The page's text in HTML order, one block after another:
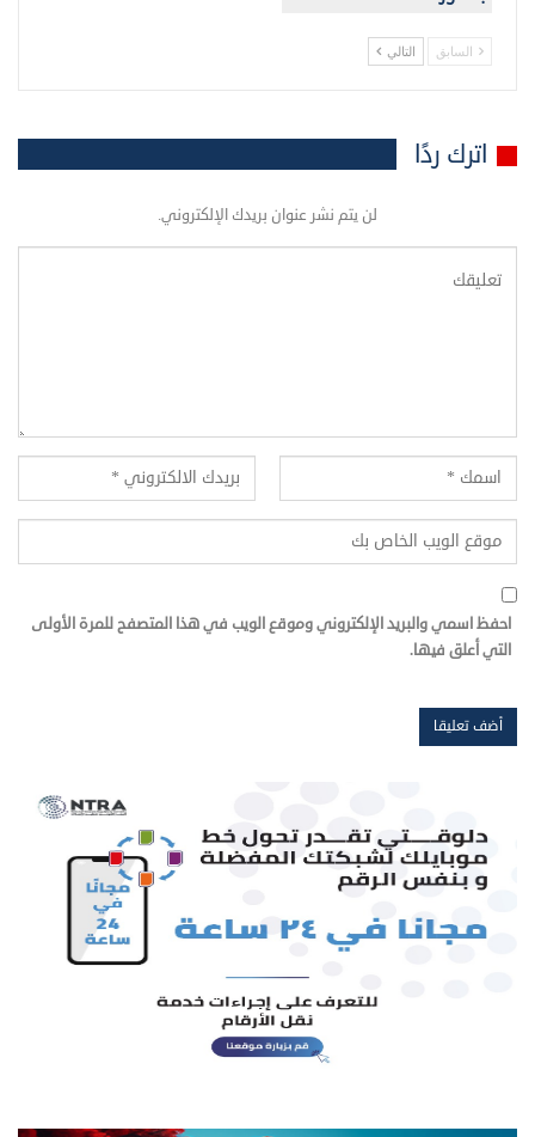
السابق التالي
اترك ردًا
لن يتم نشر عنوان بريدك الإلكتروني.
احفظ اسمي والبريد الإلكتروني وموقع الويب في هذا المتصفح للمرة الأولى
التي أعلق فيها.